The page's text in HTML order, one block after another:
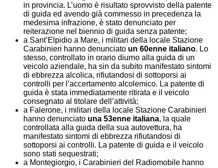
in provincia. L’uomo è risultato sprovvisto della patente
di guida ed avendo già commesso in precedenza la
medesima infrazione, è stato denunciato per
reiterazione nel biennio di guida senza patente;
a Sant’Elpidio a Mare, i militari della locale Stazione
Carabinieri hanno denunciato un 60enne italiano. Lo
stesso, controllato in orario diurno alla guida di un
veicolo aziendale, ha sin da subito manifestato sintomi
di ebbrezza alcolica, rifiutandosi di sottoporsi ai
controlli per l’accertamento alcolemico. La patente di
guida è stata immediatamente ritirata e il veicolo
consegnato al titolare dell’attività;
a Falerone, i militari della locale Stazione Carabinieri
hanno denunciato una 53enne italiana, la quale
controllata alla guida della sua autovettura, ha
manifestato sintomi di ebbrezza rifiutandosi di
sottoporsi ai controlli. La patente di guida e il veicolo
sono stati sequestrati;
a Montegiorgio, i Carabinieri del Radiomobile hanno